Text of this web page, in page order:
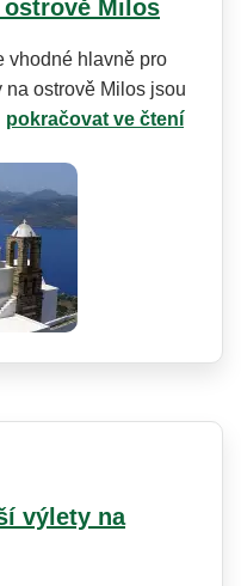
Milos
vhodné hlavně pro
na ostrově Milos jsou
pokračovat ve čtení
výlety na